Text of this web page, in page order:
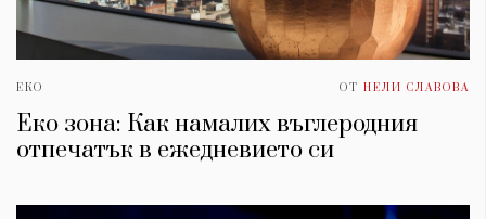
ЕКО ОТ НЕЛИ СЛАВОВА
Еко зона: Как намалих въглеродния
отпечатък в ежедневието си